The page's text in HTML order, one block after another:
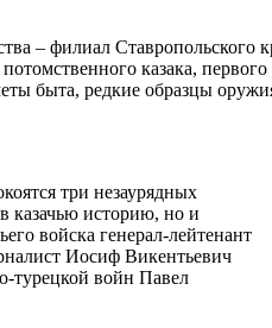
– филиал
казака,
быта, редкие образцы
три незаурядных
казачью историю, но и
войска генерал-лейтенант
Иосиф Викентьевич
турецкой войн Павел